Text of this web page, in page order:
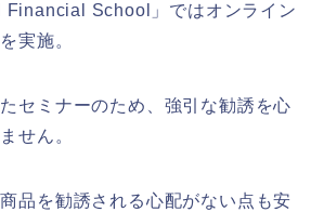
Financial School」ではオンライン
実施。
セミナーのため、強引な勧誘を心
せん。
品を勧誘される心配がない点も安